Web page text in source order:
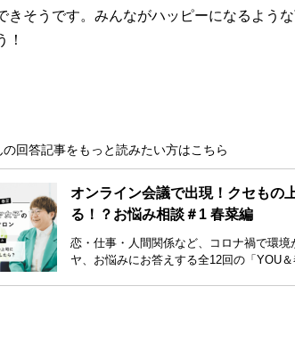
きそうです。みんながハッピーになるよう
！
の回答記事をもっと読みたい方はこちら
オンライン会議で出現！クセもの
る！？お悩み相談＃1 春菜編
恋・仕事・人間関係など、コロナ禍で環境
ヤ、お悩みにお答えする全12回の「YOU＆